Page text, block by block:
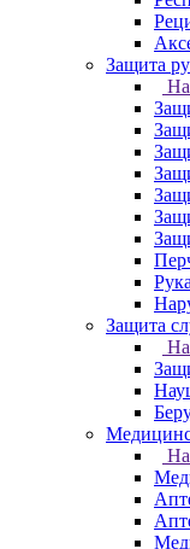
Защита
Защита